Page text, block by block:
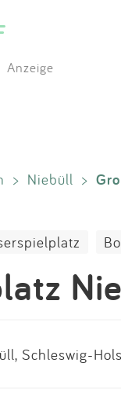
Anzeige
> Niebüll >
Schleswig-